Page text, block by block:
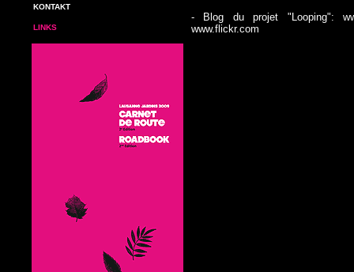
KONTAKT
LINKS
- Blog du projet "Looping":
www.flickr.com